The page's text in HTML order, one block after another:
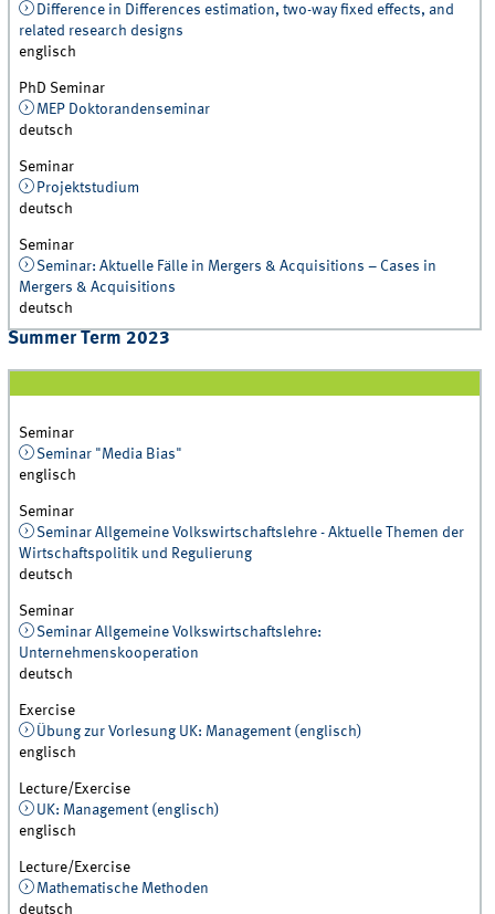
Difference in Differences estimation, two-way fixed effects, and
related research designs
englisch
PhD Seminar
MEP Doktorandenseminar
deutsch
Seminar
Projektstudium
deutsch
Seminar
Seminar: Aktuelle Fälle in Mergers & Acquisitions – Cases in
Mergers & Acquisitions
deutsch
Summer Term 2023
Seminar
Seminar "Media Bias"
englisch
Seminar
Seminar Allgemeine Volkswirtschaftslehre - Aktuelle Themen der
Wirtschaftspolitik und Regulierung
deutsch
Seminar
Seminar Allgemeine Volkswirtschaftslehre:
Unternehmenskooperation
deutsch
Exercise
Übung zur Vorlesung UK: Management (englisch)
englisch
Lecture/Exercise
UK: Management (englisch)
englisch
Lecture/Exercise
Mathematische Methoden
deutsch